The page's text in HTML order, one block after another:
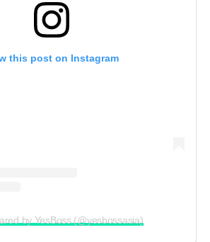
this post on Instagram
by YesBoss (@yesbossasia)